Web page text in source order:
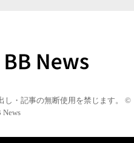
し・記事の無断使用を禁じます。 ©
News